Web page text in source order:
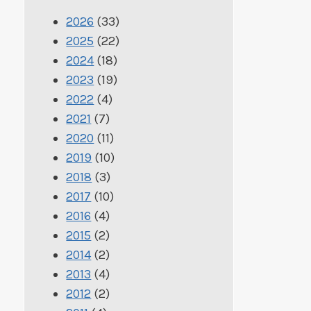
2026 (33)
2025 (22)
2024 (18)
2023 (19)
2022 (4)
2021 (7)
2020 (11)
2019 (10)
2018 (3)
2017 (10)
2016 (4)
2015 (2)
2014 (2)
2013 (4)
2012 (2)